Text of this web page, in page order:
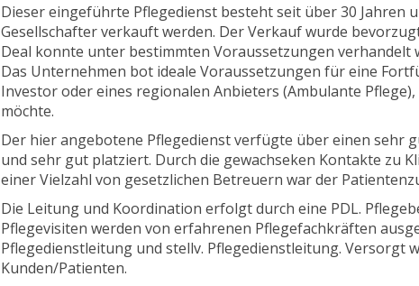
Dieser eingeführte Pflegedienst besteht seit über 30 Jahren
Gesellschafter verkauft werden. Der Verkauf wurde
Deal konnte unter bestimmten Voraussetzungen verhandelt
Das Unternehmen bot ideale Voraussetzungen für eine
Investor oder eines regionalen Anbieters (Ambulante
möchte.
Der hier angebotene Pflegedienst verfügte über einen sehr
und sehr gut platziert. Durch die gewachseken Kontakte zu
einer Vielzahl von gesetzlichen Betreuern war der
Die Leitung und Koordination erfolgt durch eine PDL.
Pflegevisiten werden von erfahrenen Pflegefachkräften
Pflegedienstleitung und stellv. Pflegedienstleitung. Versorgt
Kunden/Patienten.